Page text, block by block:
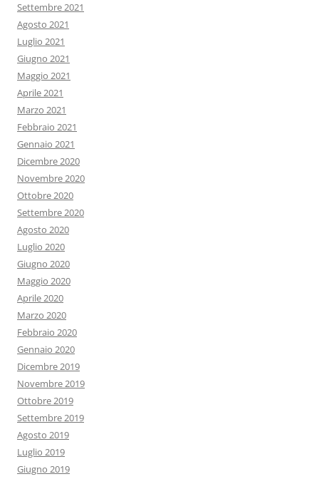
Settembre 2021
Agosto 2021
Luglio 2021
Giugno 2021
Maggio 2021
Aprile 2021
Marzo 2021
Febbraio 2021
Gennaio 2021
Dicembre 2020
Novembre 2020
Ottobre 2020
Settembre 2020
Agosto 2020
Luglio 2020
Giugno 2020
Maggio 2020
Aprile 2020
Marzo 2020
Febbraio 2020
Gennaio 2020
Dicembre 2019
Novembre 2019
Ottobre 2019
Settembre 2019
Agosto 2019
Luglio 2019
Giugno 2019